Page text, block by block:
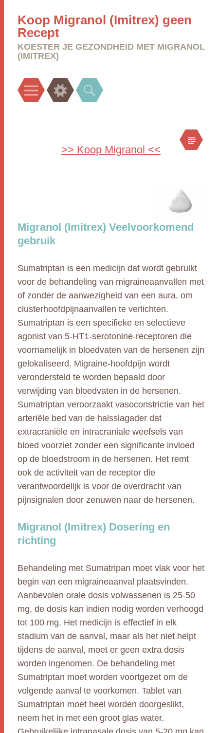
Koop Migranol (Imitrex) geen
Recept
KOESTER JE GEZONDHEID MET MIGRANOL
(IMITREX)
Menu Widgets Search
>> Koop Migranol <<
Migranol (Imitrex) Veelvoorkomend
gebruik
Sumatriptan is een medicijn dat wordt gebruikt
voor de behandeling van migraineaanvallen met
of zonder de aanwezigheid van een aura, om
clusterhoofdpijnaanvallen te verlichten.
Sumatriptan is een specifieke en selectieve
agonist van 5-HT1-serotonine-receptoren die
voornamelijk in bloedvaten van de hersenen zijn
gelokaliseerd. Migraine-hoofdpijn wordt
verondersteld te worden bepaald door
verwijding van bloedvaten in de hersenen.
Sumatriptan veroorzaakt vasoconstrictie van het
arteriële bed van de halsslagader dat
extracraniële en intracraniale weefsels van
bloed voorziet zonder een significante invloed
op de bloedstroom in de hersenen. Het remt
ook de activiteit van de receptor die
verantwoordelijk is voor de overdracht van
pijnsignalen door zenuwen naar de hersenen.
Migranol (Imitrex) Dosering en
richting
Behandeling met Sumatripan moet vlak voor het
begin van een migraineaanval plaatsvinden.
Aanbevolen orale dosis volwassenen is 25-50
mg, de dosis kan indien nodig worden verhoogd
tot 100 mg. Het medicijn is effectief in elk
stadium van de aanval, maar als het niet helpt
tijdens de aanval, moet er geen extra dosis
worden ingenomen. De behandeling met
Sumatriptan moet worden voortgezet om de
volgende aanval te voorkomen. Tablet van
Sumatriptan moet heel worden doorgeslikt,
neem het in met een groot glas water.